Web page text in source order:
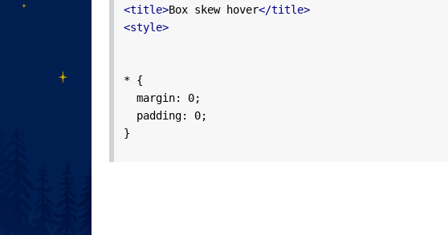
<title>Box skew hover</title>
<style>
* {
margin: 0;
padding: 0;
}